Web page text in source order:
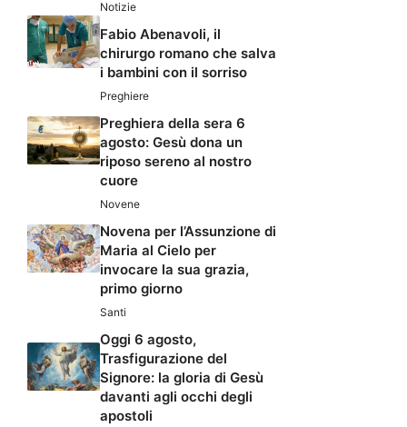
Notizie
Fabio Abenavoli, il
chirurgo romano che salva
i bambini con il sorriso
Preghiere
Preghiera della sera 6
agosto: Gesù dona un
riposo sereno al nostro
cuore
Novene
Novena per l’Assunzione di
Maria al Cielo per
invocare la sua grazia,
primo giorno
Santi
Oggi 6 agosto,
Trasfigurazione del
Signore: la gloria di Gesù
davanti agli occhi degli
apostoli